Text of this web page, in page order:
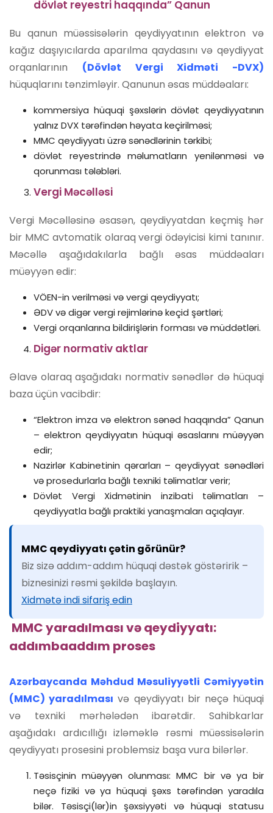
dövlət reyestri haqqında” Qanun
Bu qanun müəssisələrin qeydiyyatının elektron və
kağız daşıyıcılarda aparılma qaydasını və qeydiyyat
orqanlarının
(Dövlət Vergi Xidməti -DVX)
hüquqlarını tənzimləyir. Qanunun əsas müddəaları:
kommersiya hüquqi şəxslərin dövlət qeydiyyatının
yalnız DVX tərəfindən həyata keçirilməsi;
MMC qeydiyyatı üzrə sənədlərinin tərkibi;
dövlət reyestrində məlumatların yenilənməsi və
qorunması tələbləri.
Vergi Məcəlləsi
Vergi Məcəlləsinə əsasən, qeydiyyatdan keçmiş hər
bir MMC avtomatik olaraq vergi ödəyicisi kimi tanınır.
Məcəllə aşağıdakılarla bağlı əsas müddəaları
müəyyən edir:
VÖEN-in verilməsi və vergi qeydiyyatı;
ƏDV və digər vergi rejimlərinə keçid şərtləri;
Vergi orqanlarına bildirişlərin forması və müddətləri.
Digər normativ aktlar
Əlavə olaraq aşağıdakı normativ sənədlər də hüquqi
baza üçün vacibdir:
“Elektron imza və elektron sənəd haqqında” Qanun
– elektron qeydiyyatın hüquqi əsaslarını müəyyən
edir;
Nazirlər Kabinetinin qərarları – qeydiyyat sənədləri
və prosedurlarla bağlı texniki təlimatlar verir;
Dövlət Vergi Xidmətinin inzibati təlimatları –
qeydiyyatla bağlı praktiki yanaşmaları açıqlayır.
MMC qeydiyyatı çətin görünür?
Biz sizə addım-addım hüquqi dəstək göstəririk –
biznesinizi rəsmi şəkildə başlayın.
Xidmətə indi sifariş edin
MMC yaradılması və qeydiyyatı:
addımbaaddım proses
Azərbaycanda Məhdud Məsuliyyətli Cəmiyyətin
(MMC) yaradılması və qeydiyyatı bir neçə hüquqi
və texniki mərhələdən ibarətdir. Sahibkarlar
aşağıdakı ardıcıllığı izləməklə rəsmi müəssisələrin
qeydiyyatı prosesini problemsiz başa vura bilərlər.
Təsisçinin müəyyən olunması: MMC bir və ya bir
neçə fiziki və ya hüquqi şəxs tərəfindən yaradıla
bilər. Təsisçi(lər)in şəxsiyyəti və hüquqi statusu